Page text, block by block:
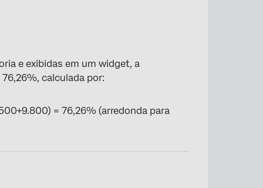
e exibidas em um widget, a
calculada por:
= 76,26% (arredonda para